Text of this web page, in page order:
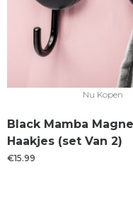
Nu Kopen
Black Mamba
Haakjes (set Van 2)
€15.99